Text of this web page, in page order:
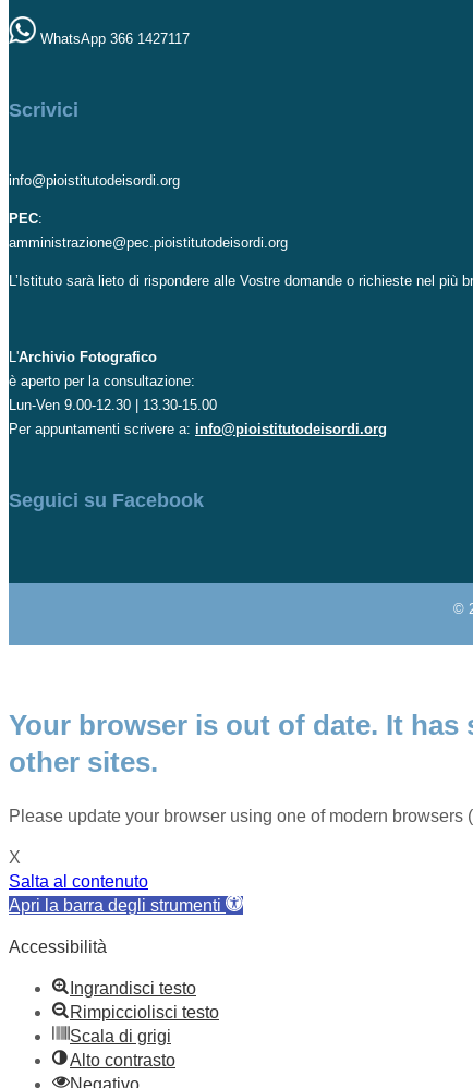
WhatsApp 366 1427117
Scrivici
info@pioistitutodeisordi.org
PEC:
amministrazione@pec.pioistitutodeisordi.org
L’Istituto sarà lieto di rispondere alle Vostre domande o richieste nel più
L'Archivio Fotografico
è aperto per la consultazione:
Lun-Ven 9.00-12.30 | 13.30-15.00
Per appuntamenti scrivere a: info@pioistitutodeisordi.org
Seguici su Facebook
©
Your browser is out of date. It
other sites.
Please update your browser using one of modern browsers
X
Salta al contenuto
Apri la barra degli strumenti
Accessibilità
Ingrandisci testo
Rimpicciolisci testo
Scala di grigi
Alto contrasto
Negativo